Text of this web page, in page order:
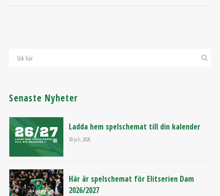
Senaste Nyheter
Ladda hem spelschemat till din kalender
30 juli, 2026
Här är spelschemat för Elitserien Dam
2026/2027